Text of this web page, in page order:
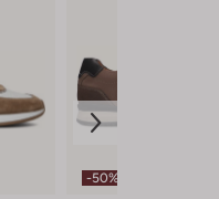
-50%